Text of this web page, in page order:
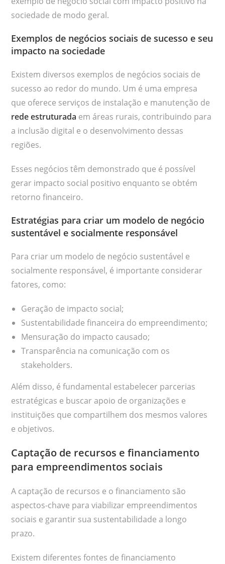
sociedade de modo geral.
Exemplos de negócios sociais de sucesso e seu
impacto na sociedade
Existem diversos exemplos de negócios sociais de
sucesso ao redor do mundo. Um é uma empresa
que oferece serviços de instalação e manutenção de
rede estruturada em áreas rurais, contribuindo para
a inclusão digital e o desenvolvimento dessas
regiões.
Esses negócios têm demonstrado que é possível
gerar impacto social positivo enquanto se obtém
retorno financeiro.
Estratégias para criar um modelo de negócio
sustentável e socialmente responsável
Para criar um modelo de negócio sustentável e
socialmente responsável, é importante considerar
fatores, como:
Geração de impacto social;
Sustentabilidade financeira do empreendimento;
Mensuração do impacto causado;
Transparência na comunicação com os
stakeholders.
Além disso, é fundamental estabelecer parcerias
estratégicas e buscar apoio de organizações e
instituições que compartilhem dos mesmos valores
e objetivos.
Captação de recursos e financiamento
para empreendimentos sociais
A captação de recursos e o financiamento são
aspectos-chave para viabilizar empreendimentos
sociais e garantir sua sustentabilidade a longo
prazo.
Existem diferentes fontes de financiamento